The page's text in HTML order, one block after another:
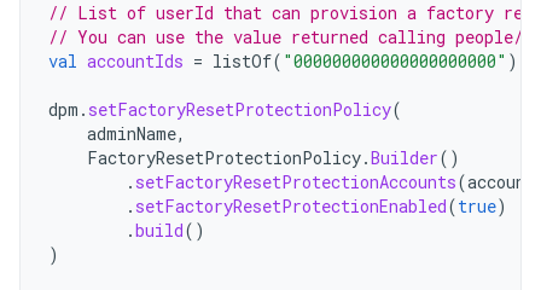
// List of userId that can provision a factory
// You can use the value returned calling people/
val accountIds = listOf( "000000000000000000000" )
dpm . setFactoryResetProtectionPolicy(
adminName,
FactoryResetProtectionPolicy.Builder()
. setFactoryResetProtectionAccounts(
. setFactoryResetProtectionEnabled(true)
.build()
)